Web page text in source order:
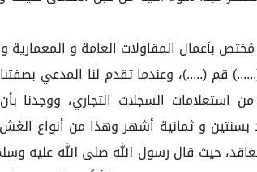
بأعمال المقاولات العامة و
(.....)، وعندما تقدم لنا المدعي بصفتنا
استعلامات السجلات التجاري، ووجدنا
بسنتين و ثمانية أشهر وهذا من
حيث قال رسول الله صلى الله عليه